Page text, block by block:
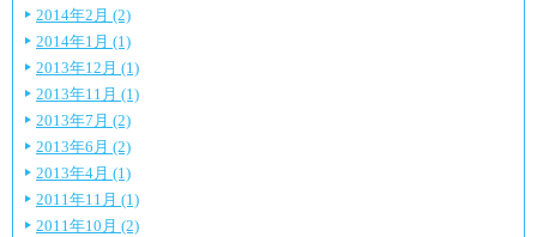
2014年2月 (2)
2014年1月 (1)
2013年12月 (1)
2013年11月 (1)
2013年7月 (2)
2013年6月 (2)
2013年4月 (1)
2011年11月 (1)
2011年10月 (2)